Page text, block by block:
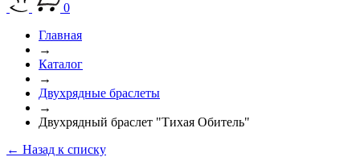
0
Главная
→
Каталог
→
Двухрядные браслеты
→
Двухрядный браслет "Тихая Обитель"
← Назад к списку